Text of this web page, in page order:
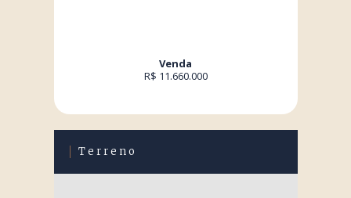
Venda
R$ 11.660.000
Terreno